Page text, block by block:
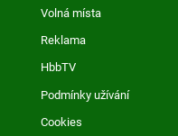
Volná místa
Reklama
HbbTV
Podmínky užívání
Cookies